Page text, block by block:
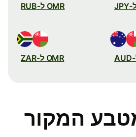
OMR ל-RUB
OMR ל-ZAR
המקור